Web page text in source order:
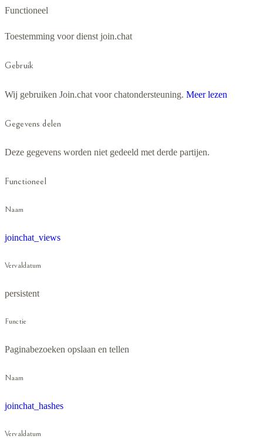
Functioneel
Toestemming voor dienst join.chat
Gebruik
Wij gebruiken Join.chat voor chatondersteuning. Meer lezen
Gegevens delen
Deze gegevens worden niet gedeeld met derde partijen.
Functioneel
Naam
joinchat_views
Vervaldatum
persistent
Functie
Paginabezoeken opslaan en tellen
Naam
joinchat_hashes
Vervaldatum